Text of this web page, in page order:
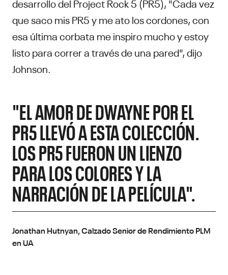
desarrollo del Project Rock 5 (PR5), "Cada vez
que saco mis PR5 y me ato los cordones, con
esa última corbata me inspiro mucho y estoy
listo para correr a través de una pared", dijo
Johnson.
"EL AMOR DE DWAYNE POR EL
PR5 LLEVÓ A ESTA COLECCIÓN.
LOS PR5 FUERON UN LIENZO
PARA LOS COLORES Y LA
NARRACIÓN DE LA PELÍCULA".
Jonathan Hutnyan, Calzado Senior de Rendimiento PLM
en UA